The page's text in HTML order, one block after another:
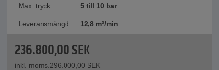
Max. tryck 5 till 10 bar
Leveransmängd 12,8 m³/min
236.800,00SEK
inkl. moms.296.000,00 SEK